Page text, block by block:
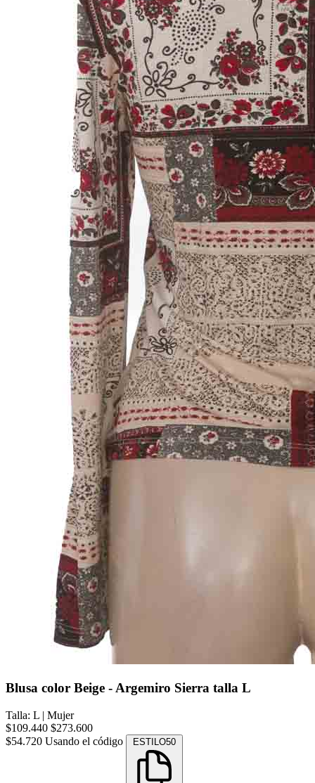
Blusa color Beige - Argemiro Sierra talla L
Talla: L | Mujer
$109.440 $273.600
$54.720 Usando el código ESTILO50